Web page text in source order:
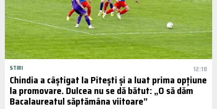
STIRI 12:18
Chindia a câștigat la Pitești și a luat prima opțiune
la promovare. Dulcea nu se dă bătut: „O să dăm
Bacalaureatul săptămâna viitoare”